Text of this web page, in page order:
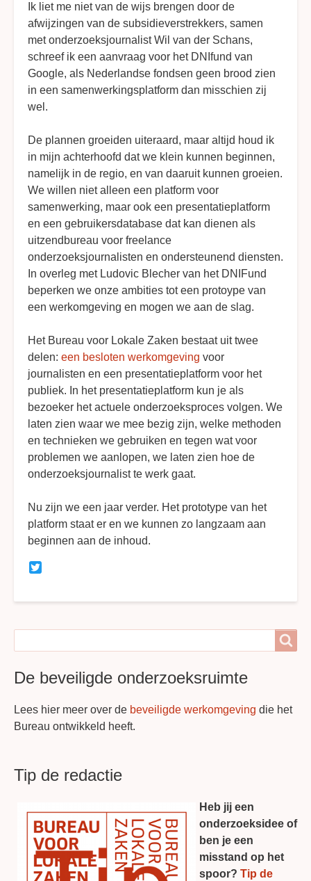
Ik liet me niet van de wijs brengen door de
afwijzingen van de subsidieverstrekkers, samen
met onderzoeksjournalist Wil van der Schans,
schreef ik een aanvraag voor het DNIfund van
Google, als Nederlandse fondsen geen brood zien
in een samenwerkingsplatform dan misschien zij
wel.
De plannen groeiden uiteraard, maar altijd houd ik
in mijn achterhoofd dat we klein kunnen beginnen,
namelijk in de regio, en van daaruit kunnen groeien.
We willen niet alleen een platform voor
samenwerking, maar ook een presentatieplatform
en een gebruikersdatabase dat kan dienen als
uitzendbureau voor freelance
onderzoeksjournalisten en ondersteunend diensten.
In overleg met Ludovic Blecher van het DNIFund
beperken we onze ambities tot een protoype van
een werkomgeving en mogen we aan de slag.
Het Bureau voor Lokale Zaken bestaat uit twee
delen: een besloten werkomgeving voor
journalisten en een presentatieplatform voor het
publiek. In het presentatieplatform kun je als
bezoeker het actuele onderzoeksproces volgen. We
laten zien waar we mee bezig zijn, welke methoden
en technieken we gebruiken en tegen wat voor
problemen we aanlopen, we laten zien hoe de
onderzoeksjournalist te werk gaat.
Nu zijn we een jaar verder. Het prototype van het
platform staat er en we kunnen zo langzaam aan
beginnen aan de inhoud.
De beveiligde onderzoeksruimte
Lees hier meer over de beveiligde werkomgeving die het
Bureau ontwikkeld heeft.
Tip de redactie
Heb jij een
onderzoeksidee of
ben je een
misstand op het
spoor? Tip de